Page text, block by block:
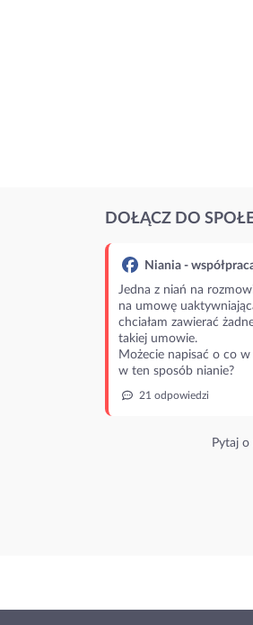
DOŁĄCZ DO
Niania -
Jedna z niań na
na umowę
chciałam zawierać
takiej umowie.
Możecie napisać o co
w ten sposób nianie?
21 odpowiedzi
Pytaj